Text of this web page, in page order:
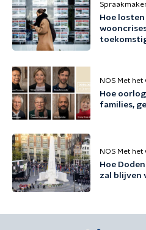
Hoe
NOS Met het
Hoe
families,
NOS Met het
Hoe
zal blijven